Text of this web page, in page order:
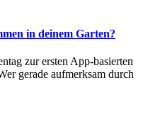
in deinem Garten?
zur ersten App-basierten
gerade aufmerksam durch